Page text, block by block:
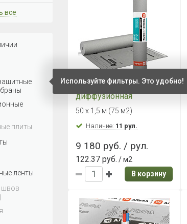
Гидро-ветрозащитная
диффузионная
мембрана
ТехноНИКОЛЬ Альфа
ВЕНТ 150
50 х 1,5 м (75 м2)
Наличие: 11 рул.
9 180 руб. / рул.
122.37 руб. / м2
В корзину
все
Используйте фильтры. Это удобно!
плиты
ленты
швов